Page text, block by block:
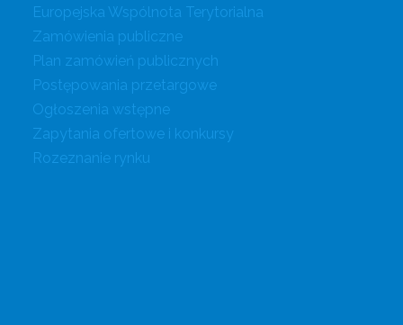
Europejska Wspólnota Terytorialna
Zamówienia publiczne
Plan zamówień publicznych
Postępowania przetargowe
Ogłoszenia wstępne
Zapytania ofertowe i konkursy
Rozeznanie rynku